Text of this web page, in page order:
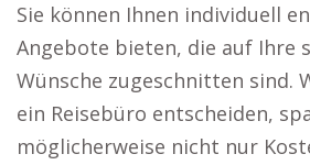
Sie können Ihnen individuell
Angebote bieten, die auf Ihre
Wünsche zugeschnitten sind.
ein Reisebüro entscheiden,
möglicherweise nicht nur